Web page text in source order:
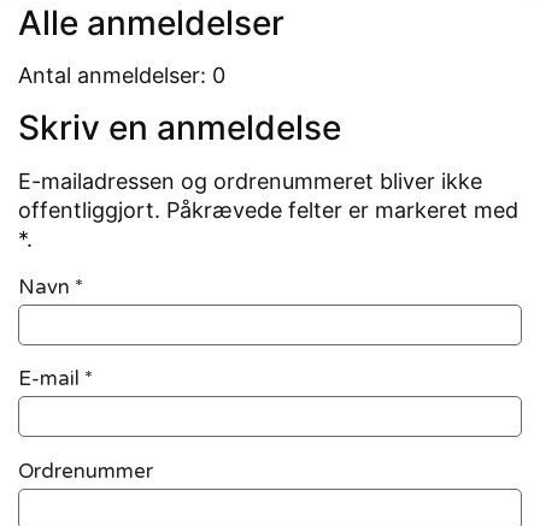
Alle anmeldelser
Antal anmeldelser: 0
Skriv en anmeldelse
E-mailadressen og ordrenummeret bliver ikke
offentliggjort. Påkrævede felter er markeret med
*.
Navn *
E-mail *
Ordrenummer